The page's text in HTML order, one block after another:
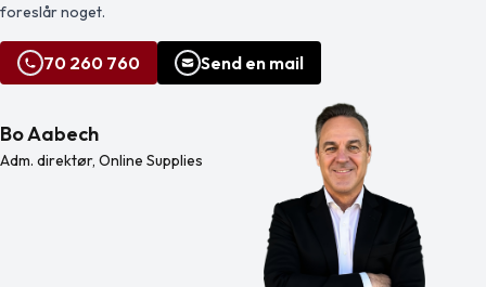
foreslår noget.
70 260 760 Send en mail
Bo Aabech
Adm. direktør, Online Supplies